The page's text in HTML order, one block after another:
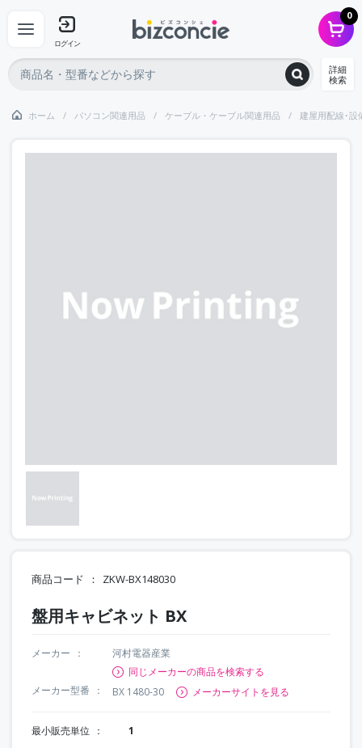
ログイン
0
詳細
検索
ホーム パソコン関連用品 ケーブル・ケーブル関連用品 建屋用配線･設
商品コード ZKW-BX148030
盤用キャビネット BX
メーカー
河村電器産業
同じメーカーの商品を検索する
メーカー型番
BX 1480-30 メーカーサイトを見る
最小販売単位 1